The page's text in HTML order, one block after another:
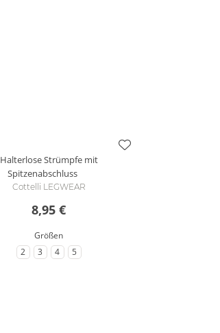
Halterlose Strümpfe mit
Spitzenabschluss
Cottelli LEGWEAR
8,95 €
Größen
zu Größe
2 zu Größe
3 zu Größe
4 zu Größe
5